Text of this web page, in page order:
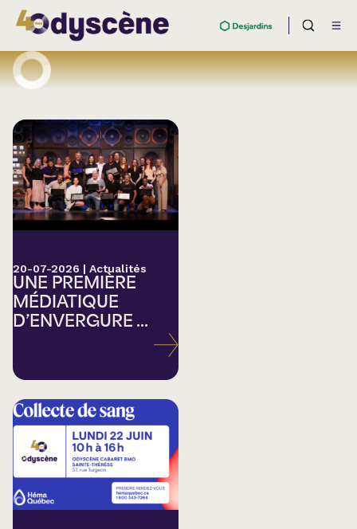
20-07-2026 | Actualités
UNE PREMIÈRE
MÉDIATIQUE
D’ENVERGURE ...